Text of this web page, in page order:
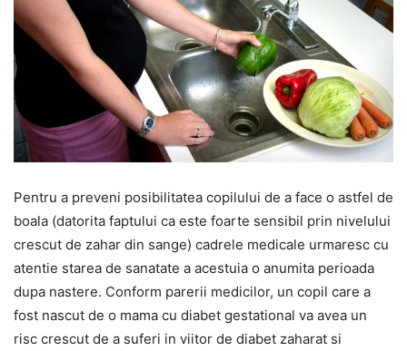
Pentru a preveni posibilitatea copilului de a face o astfel de
boala (datorita faptului ca este foarte sensibil prin nivelului
crescut de zahar din sange) cadrele medicale urmaresc cu
atentie starea de sanatate a acestuia o anumita perioada
dupa nastere. Conform parerii medicilor, un copil care a
fost nascut de o mama cu diabet gestational va avea un
risc crescut de a suferi in viitor de diabet zaharat si